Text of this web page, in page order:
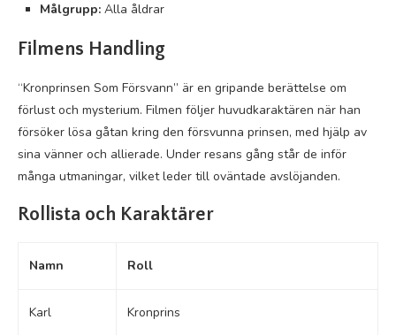
Målgrupp: Alla åldrar
Filmens Handling
“Kronprinsen Som Försvann” är en gripande berättelse om
förlust och mysterium. Filmen följer huvudkaraktären när han
försöker lösa gåtan kring den försvunna prinsen, med hjälp av
sina vänner och allierade. Under resans gång står de inför
många utmaningar, vilket leder till oväntade avslöjanden.
Rollista och Karaktärer
Namn Roll
Karl Kronprins